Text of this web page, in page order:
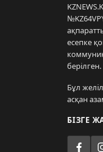
есепке
берілген.
Бұл
асқан
БІЗГЕ